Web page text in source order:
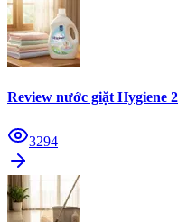
Review nước giặt Hygiene
3294